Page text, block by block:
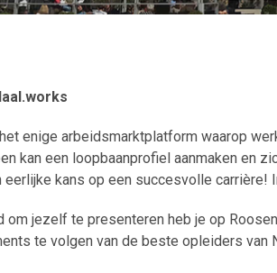
enige arbeidsmarktplatform waarop
kan een loopbaanprofiel aanmaken en
eerlijke kans op een succesvolle
om jezelf te presenteren heb je op
te volgen van de beste opleiders van